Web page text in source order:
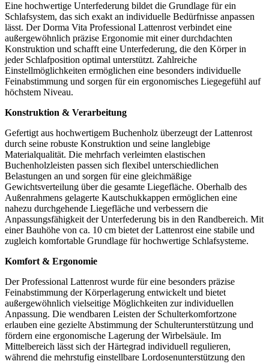
Eine hochwertige Unterfederung bildet die Grundlage für ein
Schlafsystem, das sich exakt an individuelle Bedürfnisse anpassen
lässt. Der Dorma Vita Professional Lattenrost verbindet eine
außergewöhnlich präzise Ergonomie mit einer durchdachten
Konstruktion und schafft eine Unterfederung, die den Körper in
jeder Schlafposition optimal unterstützt. Zahlreiche
Einstellmöglichkeiten ermöglichen eine besonders individuelle
Feinabstimmung und sorgen für ein ergonomisches Liegegefühl auf
höchstem Niveau.
Konstruktion & Verarbeitung
Gefertigt aus hochwertigem Buchenholz überzeugt der Lattenrost
durch seine robuste Konstruktion und seine langlebige
Materialqualität. Die mehrfach verleimten elastischen
Buchenholzleisten passen sich flexibel unterschiedlichen
Belastungen an und sorgen für eine gleichmäßige
Gewichtsverteilung über die gesamte Liegefläche. Oberhalb des
Außenrahmens gelagerte Kautschukkappen ermöglichen eine
nahezu durchgehende Liegefläche und verbessern die
Anpassungsfähigkeit der Unterfederung bis in den Randbereich. Mit
einer Bauhöhe von ca. 10 cm bietet der Lattenrost eine stabile und
zugleich komfortable Grundlage für hochwertige Schlafsysteme.
Komfort & Ergonomie
Der Professional Lattenrost wurde für eine besonders präzise
Feinabstimmung der Körperlagerung entwickelt und bietet
außergewöhnlich vielseitige Möglichkeiten zur individuellen
Anpassung. Die wendbaren Leisten der Schulterkomfortzone
erlauben eine gezielte Abstimmung der Schulterunterstützung und
fördern eine ergonomische Lagerung der Wirbelsäule. Im
Mittelbereich lässt sich der Härtegrad individuell regulieren,
während die mehrstufig einstellbare Lordosenunterstützung den